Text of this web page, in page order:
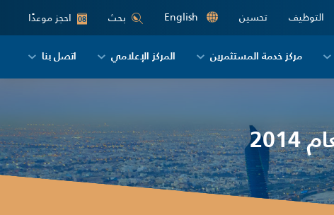
التوظيف تحسين English بحث 08 احجز موعدًا
مركز خدمة المستثمرين المركز الإعلامي اتصل بنا